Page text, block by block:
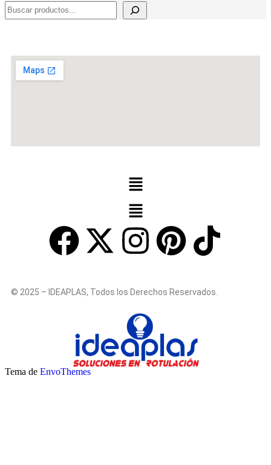
© 2025 – IDEAPLAS, Todos los Derechos Reservados.
Tema de EnvoThemes